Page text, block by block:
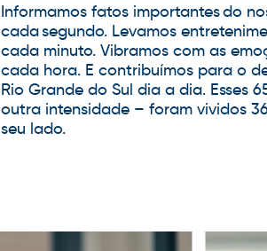
Informamos fatos importantes do
cada segundo. Levamos
cada minuto. Vibramos com as
cada hora. E contribuímos para o
Rio Grande do Sul dia a dia. Esses
outra intensidade – foram vividos
seu lado.